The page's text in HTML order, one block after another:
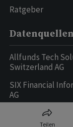
Teilen
Ratgeber
Allfunds Tech
Switzerland AG
SIX Financial
AG